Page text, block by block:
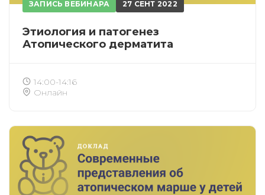
ЗАПИСЬ ВЕБИНАРА 27 СЕНТ 2022
Этиология и патогенез
Атопического дерматита
14:00-14:16
Онлайн
Приобретено